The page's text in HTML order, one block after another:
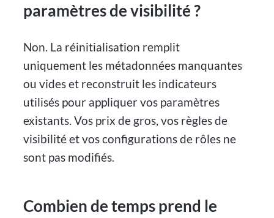
paramètres de visibilité ?
Non. La réinitialisation remplit
uniquement les métadonnées manquantes
ou vides et reconstruit les indicateurs
utilisés pour appliquer vos paramètres
existants. Vos prix de gros, vos règles de
visibilité et vos configurations de rôles ne
sont pas modifiés.
Combien de temps prend le